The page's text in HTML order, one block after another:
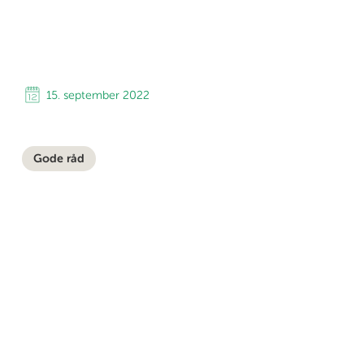
15. september 2022
Gode råd